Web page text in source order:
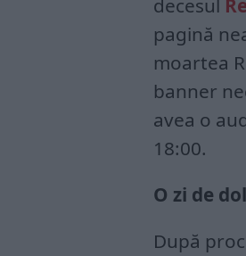
decesul
pagină
moartea
banner
avea o
18:00.
O zi de
După